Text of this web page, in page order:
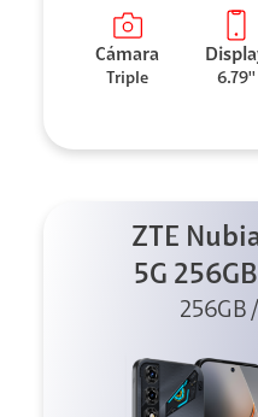
Cámara
Triple 6.79''
ZTE
5G
256GB